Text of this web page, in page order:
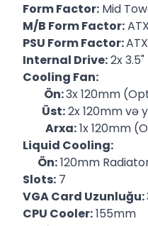
Form Factor: Mid
M/B Form Factor:
PSU Form Factor:ATX
Internal Drive:2x
Cooling Fan:
Ön:3x 120mm
Üst:2x 120mm və
Arxa:1x 120mm
Liquid Cooling:
Ön:120mm
Slots: 7
VGA Card Uzunluğu:
CPU Cooler:155mm